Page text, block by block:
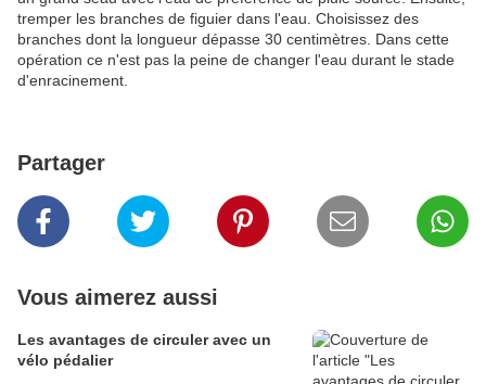
tremper les branches de figuier dans l'eau. Choisissez des
branches dont la longueur dépasse 30 centimètres. Dans cette
opération ce n'est pas la peine de changer l'eau durant le stade
d'enracinement.
Partager
Vous aimerez aussi
Les avantages de circuler avec un
vélo pédalier